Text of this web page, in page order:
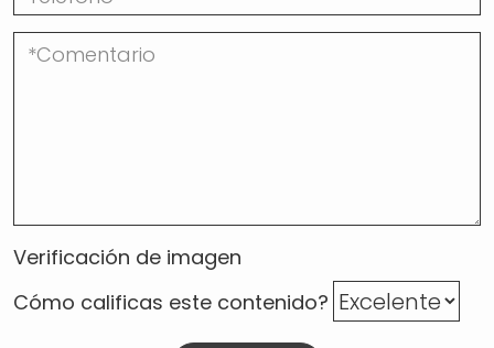
Verificación de imagen
Cómo calificas este contenido?